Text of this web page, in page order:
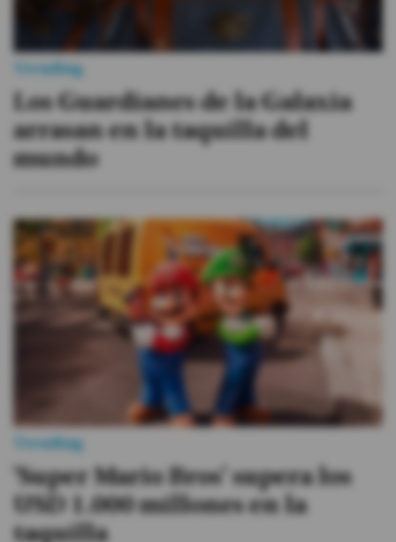
Trending
Los Guardianes de la Galaxia
arrasan en la taquilla del
mundo
Trending
'Super Mario Bros' supera los
USD 1.000 millones en la
taquilla